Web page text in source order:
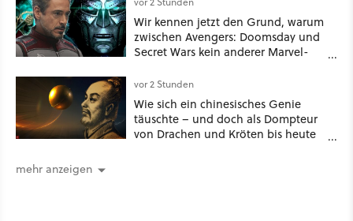
Wir kennen jetzt den Grund, warum
zwischen Avengers: Doomsday und
Secret Wars kein anderer Marvel-
vor 2 Stunden
Wie sich ein chinesisches Genie
täuschte – und doch als Dompteur
von Drachen und Kröten bis heute
mehr anzeigen